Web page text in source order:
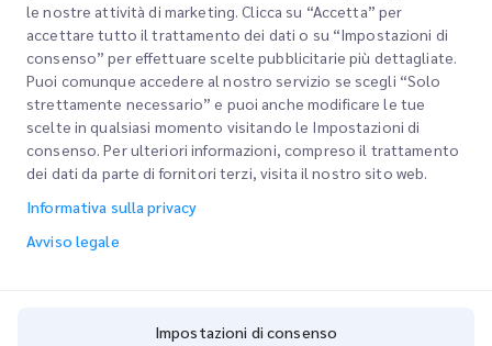
Sedi degli uffici
Richiedi un preventivo
Accesso clienti
Registrazione
Traccia il tuo ordine
Aziendale
Chi siamo
Carriere
BLOG
ESG
Partner di servizi di canale
I nostri servizi
Express customs clearance
le nostre attività di marketing. Clicca su “Accetta” per
accettare tutto il trattamento dei dati o su “Impostazioni di
consenso” per effettuare scelte pubblicitarie più dettagliate.
Puoi comunque accedere al nostro servizio se scegli “Solo
strettamente necessario” e puoi anche modificare le tue
scelte in qualsiasi momento visitando le Impostazioni di
consenso. Per ulteriori informazioni, compreso il trattamento
dei dati da parte di fornitori terzi, visita il nostro sito web.
Informativa sulla privacy
Avviso legale
Impostazioni di consenso